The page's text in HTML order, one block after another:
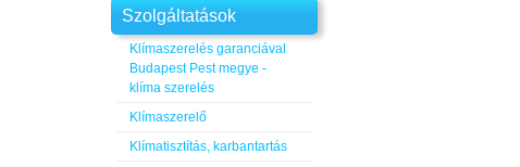
Szolgáltatások
Klímaszerelés garanciával
Budapest Pest megye -
klíma szerelés
Klímaszerelő
Klímatisztítás, karbantartás